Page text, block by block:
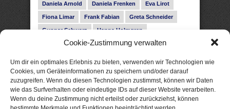
Cookie-Zustimmung verwalten
Um dir ein optimales Erlebnis zu bieten, verwenden wir Technologien wie
Cookies, um Geräteinformationen zu speichern und/oder darauf
zuzugreifen. Wenn du diesen Technologien zustimmst, können wir Daten
wie das Surfverhalten oder eindeutige IDs auf dieser Website verarbeiten.
Wenn du deine Zustimmung nicht erteilst oder zurückziehst, können
Daniela Arnold Daniela Frenken Eva Lirot
Fiona Limar Frank Fabian Greta Schneider
Gunnar Schwarz Hanna Holmgren
Heike Fröhling Ina Glahe Ivo Pala J. Vellguth
Leonie Haubrich Lilly Labord Livia Pipes
Malin Blunk Marcus Hünnebeck Martin Krist
Melisa Schwermer Nele Bruun Nika Lubitsch